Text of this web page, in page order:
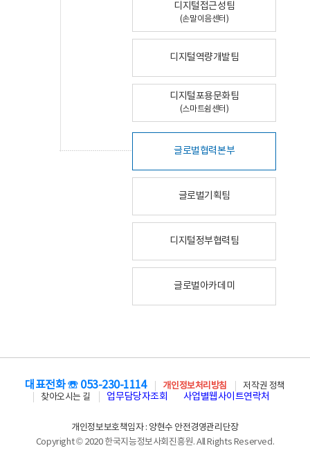
디지털접근성팀
(손말이음센터)
디지털역량개발팀
디지털포용문화팀
(스마트쉼센터)
글로벌협력본부
글로벌기획팀
디지털정부협력팀
글로벌아카데미
대표전화 ☏ 053-230-1114 개인정보처리방침
저작권 정책
찾아오시는 길
업무담당자조회 사업별웹사이트연락처
개인정보보호책임자 : 양현수 안전경영관리단장
Copyright © 2020 한국지능정보사회진흥원. All Rights Reserved.